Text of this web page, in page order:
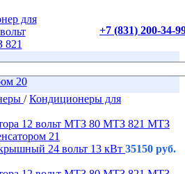
+7 (831) 200-34-
/ Кондиционеры для
24 вольт 13 кВт 35150 руб.